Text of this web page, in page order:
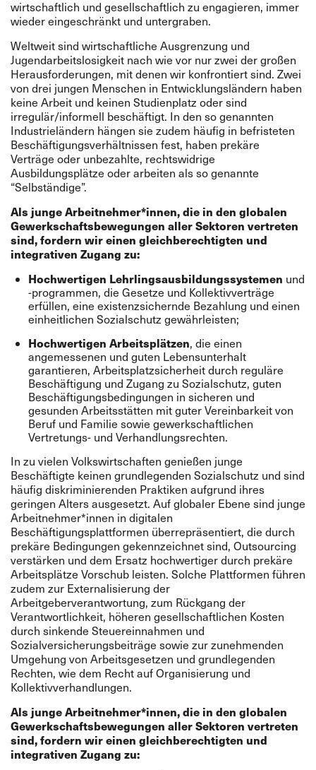
wirtschaftlich und gesellschaftlich zu engagieren, immer
wieder eingeschränkt und untergraben.
Weltweit sind wirtschaftliche Ausgrenzung und
Jugendarbeitslosigkeit nach wie vor nur zwei der großen
Herausforderungen, mit denen wir konfrontiert sind. Zwei
von drei jungen Menschen in Entwicklungsländern haben
keine Arbeit und keinen Studienplatz oder sind
irregulär/informell beschäftigt. In den so genannten
Industrieländern hängen sie zudem häufig in befristeten
Beschäftigungsverhältnissen fest, haben prekäre
Verträge oder unbezahlte, rechtswidrige
Ausbildungsplätze oder arbeiten als so genannte
“Selbständige”.
Als junge Arbeitnehmer*innen, die in den globalen
Gewerkschaftsbewegungen aller Sektoren vertreten
sind, fordern wir einen gleichberechtigten und
integrativen Zugang zu:
Hochwertigen Lehrlingsausbildungssystemen und
-programmen, die Gesetze und Kollektivverträge
erfüllen, eine existenzsichernde Bezahlung und einen
einheitlichen Sozialschutz gewährleisten;
Hochwertigen Arbeitsplätzen, die einen
angemessenen und guten Lebensunterhalt
garantieren, Arbeitsplatzsicherheit durch reguläre
Beschäftigung und Zugang zu Sozialschutz, guten
Beschäftigungsbedingungen in sicheren und
gesunden Arbeitsstätten mit guter Vereinbarkeit von
Beruf und Familie sowie gewerkschaftlichen
Vertretungs- und Verhandlungsrechten.
In zu vielen Volkswirtschaften genießen junge
Beschäftigte keinen grundlegenden Sozialschutz und sind
häufig diskriminierenden Praktiken aufgrund ihres
geringen Alters ausgesetzt. Auf globaler Ebene sind junge
Arbeitnehmer*innen in digitalen
Beschäftigungsplattformen überrepräsentiert, die durch
prekäre Bedingungen gekennzeichnet sind, Outsourcing
verstärken und dem Ersatz hochwertiger durch prekäre
Arbeitsplätze Vorschub leisten. Solche Plattformen führen
zudem zur Externalisierung der
Arbeitgeberverantwortung, zum Rückgang der
Verantwortlichkeit, höheren gesellschaftlichen Kosten
durch sinkende Steuereinnahmen und
Sozialversicherungsbeiträge sowie zur zunehmenden
Umgehung von Arbeitsgesetzen und grundlegenden
Rechten, wie dem Recht auf Organisierung und
Kollektivverhandlungen.
Als junge Arbeitnehmer*innen, die in den globalen
Gewerkschaftsbewegungen aller Sektoren vertreten
sind, fordern wir einen gleichberechtigten und
integrativen Zugang zu: